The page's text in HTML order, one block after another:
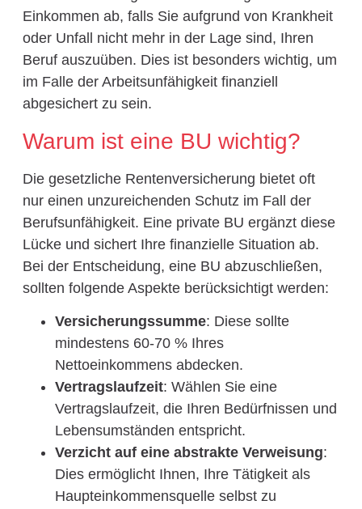
Einkommen ab, falls Sie aufgrund von Krankheit
oder Unfall nicht mehr in der Lage sind, Ihren
Beruf auszuüben. Dies ist besonders wichtig, um
im Falle der Arbeitsunfähigkeit finanziell
abgesichert zu sein.
Warum ist eine BU wichtig?
Die gesetzliche Rentenversicherung bietet oft
nur einen unzureichenden Schutz im Fall der
Berufsunfähigkeit. Eine private BU ergänzt diese
Lücke und sichert Ihre finanzielle Situation ab.
Bei der Entscheidung, eine BU abzuschließen,
sollten folgende Aspekte berücksichtigt werden:
Versicherungssumme: Diese sollte
mindestens 60-70 % Ihres
Nettoeinkommens abdecken.
Vertragslaufzeit: Wählen Sie eine
Vertragslaufzeit, die Ihren Bedürfnissen und
Lebensumständen entspricht.
Verzicht auf eine abstrakte Verweisung:
Dies ermöglicht Ihnen, Ihre Tätigkeit als
Haupteinkommensquelle selbst zu